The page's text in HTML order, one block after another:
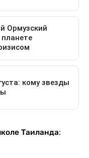
Таиланда: